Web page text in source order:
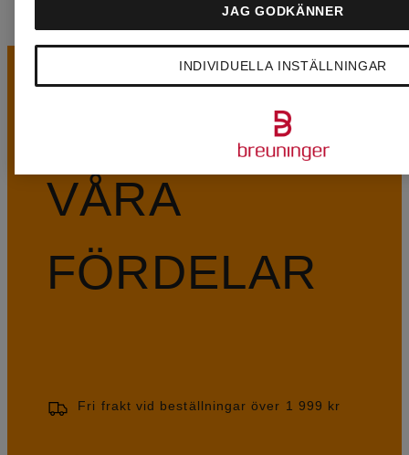
VÅRA
FÖRDELAR
Fri frakt vid beställningar över 1 999 kr
INDIVIDUELLA INSTÄLLNINGAR
JAG GODKÄNNER